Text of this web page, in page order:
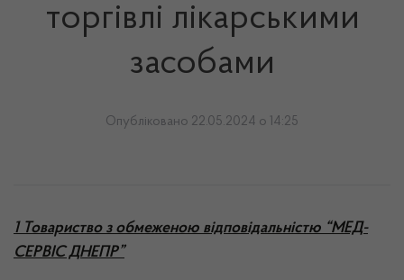
торгівлі лікарськими
засобами
Опубліковано 22.05.2024 о 14:25
1 Товариство з обмеженою відповідальністю “МЕД-
СЕРВІС ДНЕПР”